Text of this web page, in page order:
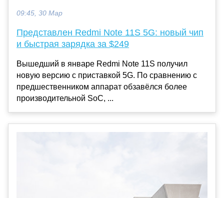
09:45, 30 Мар
Представлен Redmi Note 11S 5G: новый чип
и быстрая зарядка за $249
Вышедший в январе Redmi Note 11S получил
новую версию с приставкой 5G. По сравнению с
предшественником аппарат обзавёлся более
производительной SoC, ...